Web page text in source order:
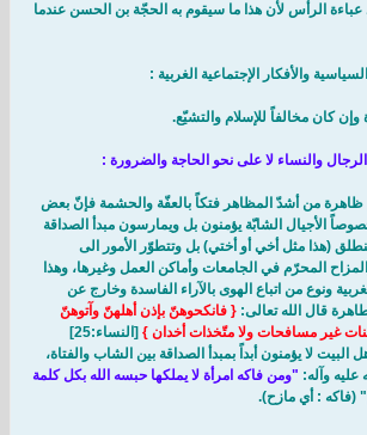
عباءة الرأس لأن هذا ما سيقوم به الحجّة بن الحسن عندما
وإن كان مخالفاً للإسلام والتشيّع.
الرجال والنساء لا على نحو الحاجة والضرورة :
ظاهرة من أشدّ المظاهر فتكاً بالعفّة والحشمة فإنّ بعض
الأجيال الشابّة يؤمنون بل ويمارسون مبدأ الصداقة
(هذا مثل أخي أو أختي) بل وتتطوّر الأمور الى
المحرّم في الجامعات وأماكن العمل وغيرها، وهذا
ونوع من اتباع الهوى بالآراء الفاسدة وخارج عن
قال الله تعالى: { فانكحوهنّ بإذن أهلهنّ وآتوهنّ
غير مسافحات ولا متّخذات أخدان }
[النساء:25]
البيت لا يؤمنون أبداً بمبدأ الصداقة بين الشاب والفتاة،
وآله: "ومن فاكه امرأة لا يملكها حبسه الله بكل كلمة
" (فاكه : أي مازح).